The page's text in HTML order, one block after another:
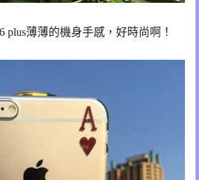
plus薄薄的機身手感，好時尚啊！